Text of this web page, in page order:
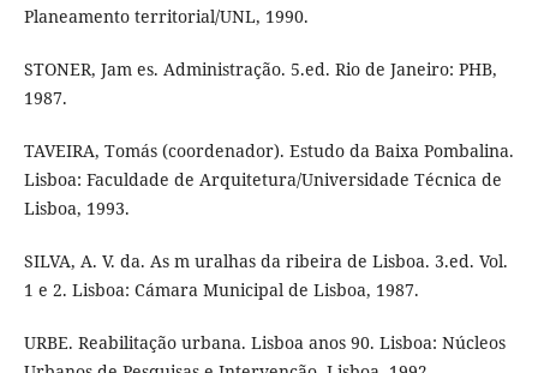
Planeamento territorial/UNL, 1990.
STONER, Jam es. Administração. 5.ed. Rio de Janeiro: PHB,
1987.
TAVEIRA, Tomás (coordenador). Estudo da Baixa Pombalina.
Lisboa: Faculdade de Arquitetura/Universidade Técnica de
Lisboa, 1993.
SILVA, A. V. da. As m uralhas da ribeira de Lisboa. 3.ed. Vol.
1 e 2. Lisboa: Cámara Municipal de Lisboa, 1987.
URBE. Reabilitação urbana. Lisboa anos 90. Lisboa: Núcleos